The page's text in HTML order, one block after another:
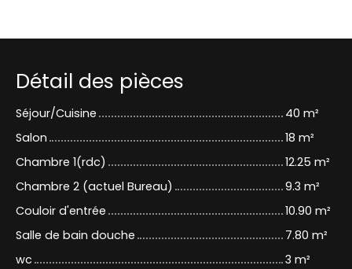
Détail des pièces
Séjour/Cuisine
40 m²
Salon
18 m²
Chambre 1(rdc)
12.25 m²
Chambre 2 (actuel Bureau)
9.3 m²
Couloir d'entrée
10.90 m²
Salle de bain douche
7.80 m²
wc
3 m²